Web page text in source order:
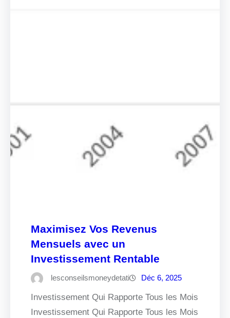
Maximisez Vos Revenus
Mensuels avec un
Investissement Rentable
lesconseilsmoneydetati Déc 6, 2025
Investissement Qui Rapporte Tous les Mois
Investissement Qui Rapporte Tous les Mois